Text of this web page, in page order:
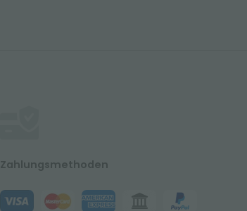
Zahlungsmethoden